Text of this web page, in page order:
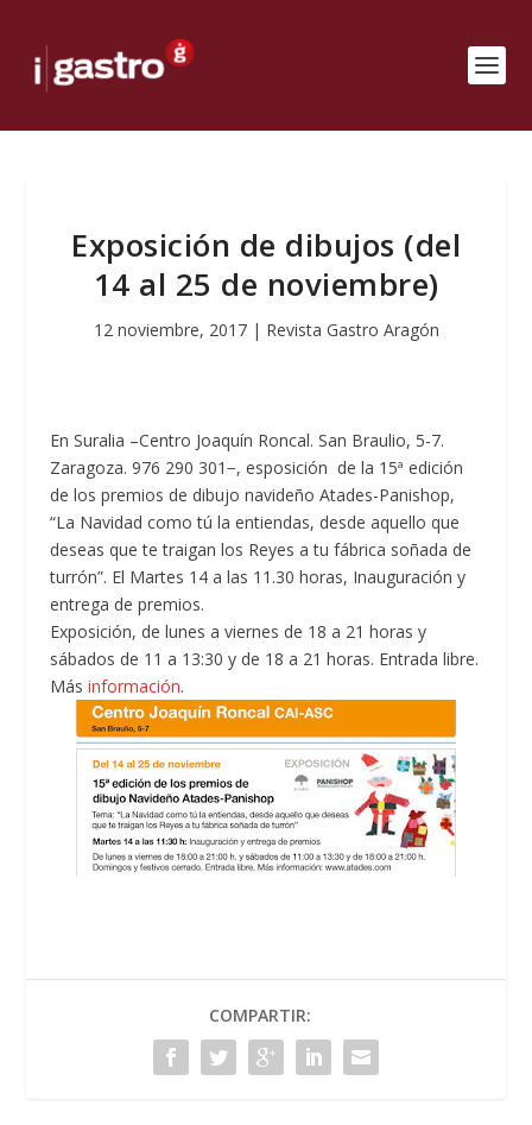
Exposición de dibujos (del
14 al 25 de noviembre)
12 noviembre, 2017| Revista Gastro Aragón
En Suralia –Centro Joaquín Roncal. San Braulio, 5-7.
Zaragoza. 976 290 301−, esposición de la 15ª edición
de los premios de dibujo navideño Atades-Panishop,
“La Navidad como tú la entiendas, desde aquello que
deseas que te traigan los Reyes a tu fábrica soñada de
turrón”. El Martes 14 a las 11.30 horas, Inauguración y
entrega de premios.
Exposición, de lunes a viernes de 18 a 21 horas y
sábados de 11 a 13:30 y de 18 a 21 horas. Entrada libre.
Másinformación.
COMPARTIR: